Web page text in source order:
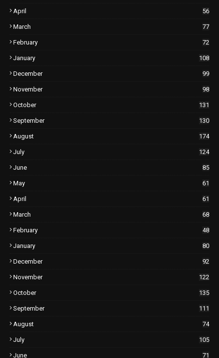
April 56
March 77
February 72
January 108
December 99
November 98
October 131
September 130
August 174
July 124
June 85
May 61
April 61
March 68
February 48
January 80
December 92
November 122
October 135
September 111
August 74
July 105
June 71